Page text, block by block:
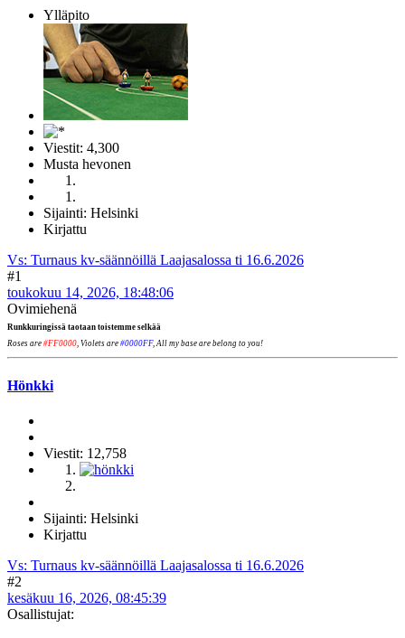
Ylläpito
Viestit: 4,300
Musta hevonen
Sijainti: Helsinki
Kirjattu
Vs: Turnaus kv-säännöillä Laajasalossa ti 16.6.2026
#1
toukokuu 14, 2026, 18:48:06
Ovimiehenä
Runkkuringissä taotaan toistemme selkää
Roses are #FF0000 , Violets are #0000FF, All my base are belong to you!
Hönkki
Viestit: 12,758
Sijainti: Helsinki
Kirjattu
Vs: Turnaus kv-säännöillä Laajasalossa ti 16.6.2026
#2
kesäkuu 16, 2026, 08:45:39
Osallistujat: